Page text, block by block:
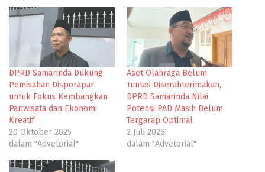
DPRD Samarinda Dukung
Pemisahan Disporapar
untuk Fokus Kembangkan
Pariwisata dan Ekonomi
Kreatif
20 Oktober 2025
dalam "Advetorial"
Aset Olahraga Belum
Tuntas Diserahterimakan,
DPRD Samarinda Nilai
Potensi PAD Masih Belum
Tergarap Optimal
2 Juli 2026
dalam "Advetorial"